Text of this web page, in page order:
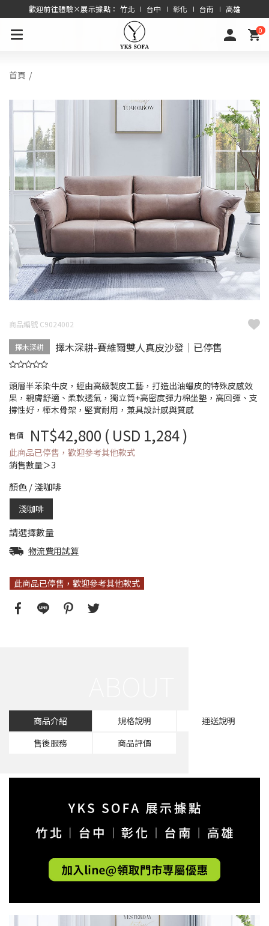
歡迎前往體驗×展示據點： 竹北 ∣ 台中 ∣ 彰化 ∣ 台南 ∣ 高雄
0
首頁
商品編號 C9024002
擇木深耕 擇木深耕-賽維爾雙人真皮沙發｜已停售
頭層半苯染牛皮，經由高級製皮工藝，打造出油蠟皮的特殊皮感效
果，親膚舒適、柔軟透氣，獨立筒+高密度彈力棉坐墊，高回彈、支
撐性好，樺木骨架，堅實耐用，兼具設計感與質感
售價 NT$42,800 ( USD 1,284 )
此商品已停售，歡迎參考其他款式
銷售數量＞3
顏色/淺咖啡
淺咖啡
請選擇數量
物流費用試算
此商品已停售，歡迎參考其他款式
商品介紹 規格說明
運送說明
售後服務
商品評價